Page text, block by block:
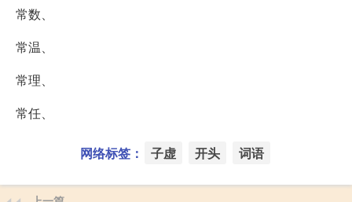
常数、
常温、
常理、
常任、
网络标签： 子虚 开头 词语